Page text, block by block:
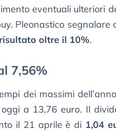
eventuali ulteriori
Pleonastico segnalare
oltre il 10%.
7,56%
dei massimi
a 13,76 euro. Il
il 21 aprile è di 1,04